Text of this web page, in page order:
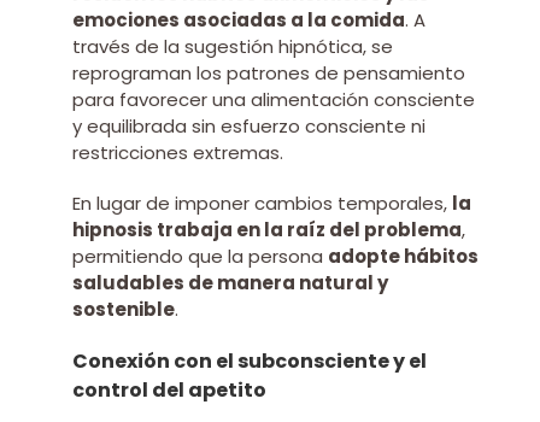
emociones asociadas a la comida. A
través de la sugestión hipnótica, se
reprograman los patrones de pensamiento
para favorecer una alimentación consciente
y equilibrada sin esfuerzo consciente ni
restricciones extremas.
En lugar de imponer cambios temporales, la
hipnosis trabaja en la raíz del problema,
permitiendo que la persona adopte hábitos
saludables de manera natural y
sostenible.
Conexión con el subconsciente y el
control del apetito